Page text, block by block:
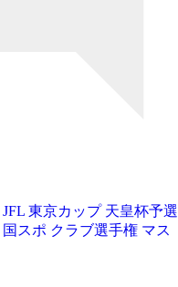
JFL 東京カップ 天皇杯予選
国スポ クラブ選手権 マス